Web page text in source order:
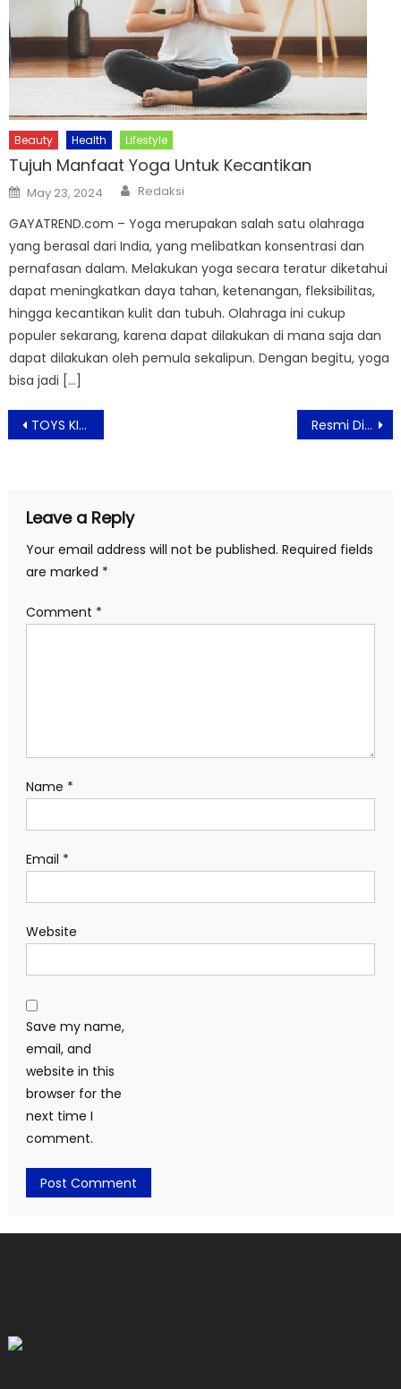
Beauty Health Lifestyle
Tujuh Manfaat Yoga Untuk Kecantikan
Posted
on
May 23, 2024 Author
Redaksi
GAYATREND.com – Yoga merupakan salah satu olahraga
yang berasal dari India, yang melibatkan konsentrasi dan
pernafasan dalam. Melakukan yoga secara teratur diketahui
dapat meningkatkan daya tahan, ketenangan, fleksibilitas,
hingga kecantikan kulit dan tubuh. Olahraga ini cukup
populer sekarang, karena dapat dilakukan di mana saja dan
dapat dilakukan oleh pemula sekalipun. Dengan begitu, yoga
bisa jadi […]
Post
navigation
TOYS KINGDOM Ajak Pelanggan Rayakan Ulang Tahun ke-11 Resmi Dirilis, Vtube 3.0 Hadirkan Berbagai Added Value Baru bagi Pengguna
Leave a Reply
Your email address will not be published. Required fields
are marked *
Comment *
Name *
Email *
Website
Save my name,
email, and
website in this
browser for the
next time I
comment.